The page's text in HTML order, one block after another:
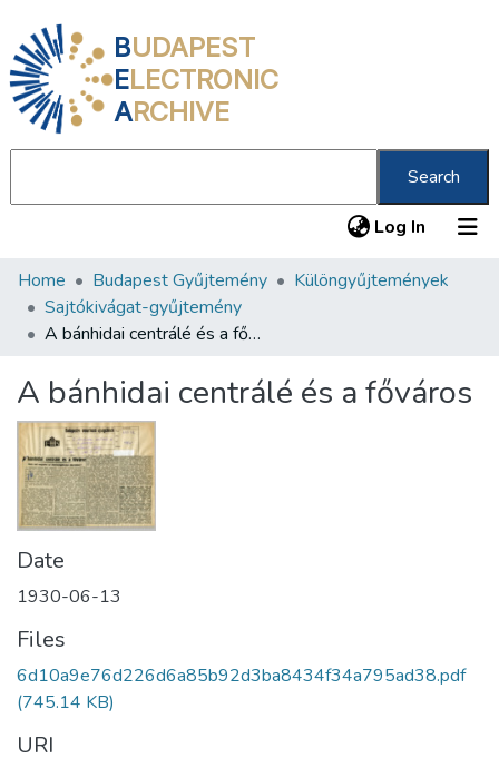
BUDAPEST
ELECTRONIC
ARCHIVE
Search
Log In (current)
Communities & Collections
All of DSpace
About us
Home Budapest Gyűjtemény
Különgyűjtemények
Sajtókivágat-gyűjtemény
A bánhidai centrálé és a főváros
A bánhidai centrálé és a főváros
Date
1930-06-13
Files
6d10a9e76d226d6a85b92d3ba8434f34a795ad38.pdf
(745.14 KB)
URI